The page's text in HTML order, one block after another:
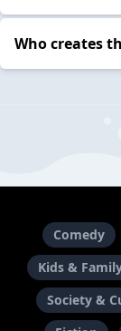
Who creates
Comedy
Kids &
Society &